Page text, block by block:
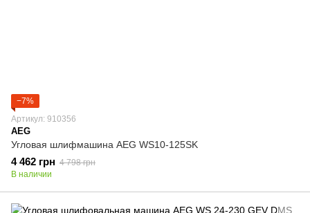
−7%
Артикул: 910356
AEG
Угловая шлифмашина AEG WS10-125SK
4 462 грн 4 798 грн
В наличии